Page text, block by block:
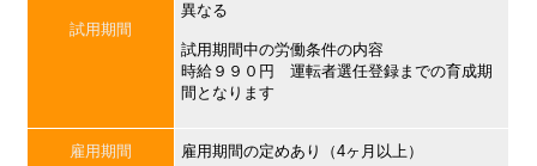
試用期間
異なる
試用期間中の労働条件の内容
時給９９０円 運転者選任登録までの育成期
間となります
雇用期間 雇用期間の定めあり（4ヶ月以上）